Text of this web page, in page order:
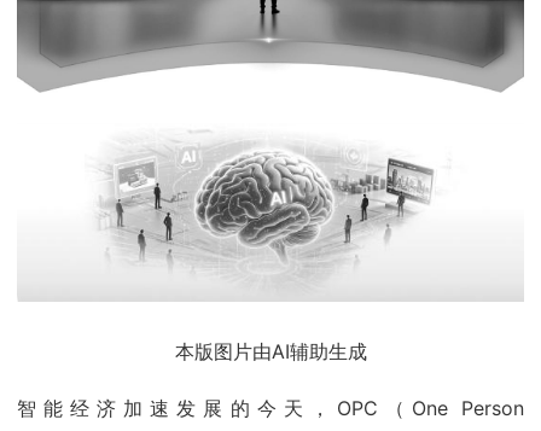
本版图片由AI辅助生成
智能经济加速发展的今天，OPC（One Person